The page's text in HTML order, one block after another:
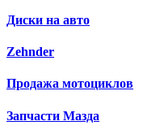
Диски на авто
Zehnder
Продажа мотоциклов
Запчасти Мазда